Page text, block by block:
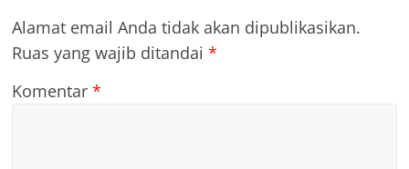
Alamat email Anda tidak akan dipublikasikan.
Ruas yang wajib ditandai*
Komentar*